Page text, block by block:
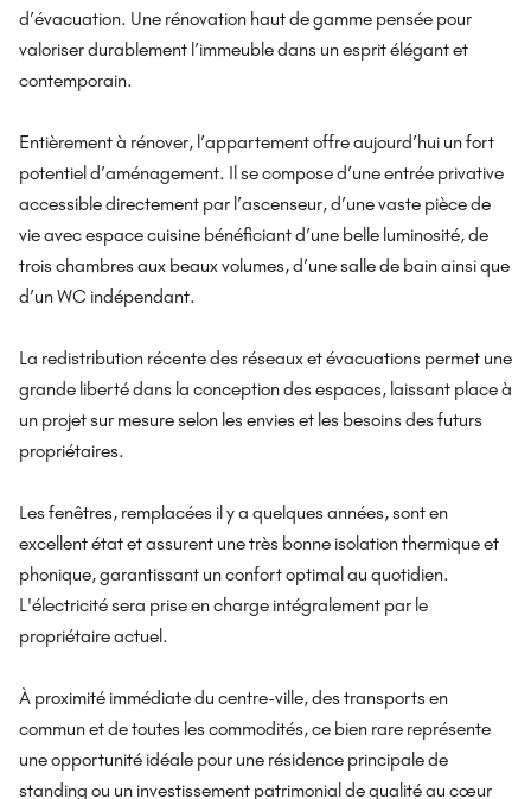
d’évacuation. Une rénovation haut de gamme pensée pour
valoriser durablement l’immeuble dans un esprit élégant et
contemporain.
Entièrement à rénover, l’appartement offre aujourd’hui un fort
potentiel d’aménagement. Il se compose d’une entrée privative
accessible directement par l’ascenseur, d’une vaste pièce de
vie avec espace cuisine bénéficiant d’une belle luminosité, de
trois chambres aux beaux volumes, d’une salle de bain ainsi que
d’un WC indépendant.
La redistribution récente des réseaux et évacuations permet une
grande liberté dans la conception des espaces, laissant place à
un projet sur mesure selon les envies et les besoins des futurs
propriétaires.
Les fenêtres, remplacées il y a quelques années, sont en
excellent état et assurent une très bonne isolation thermique et
phonique, garantissant un confort optimal au quotidien.
L'électricité sera prise en charge intégralement par le
propriétaire actuel.
À proximité immédiate du centre-ville, des transports en
commun et de toutes les commodités, ce bien rare représente
une opportunité idéale pour une résidence principale de
standing ou un investissement patrimonial de qualité au cœur